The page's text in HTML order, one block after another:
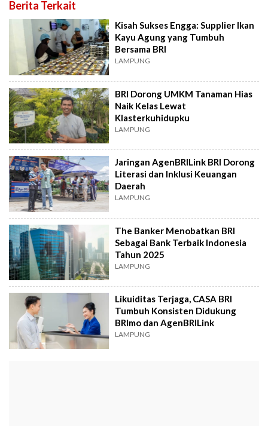
Berita Terkait
Kisah Sukses Engga: Supplier Ikan
Kayu Agung yang Tumbuh
Bersama BRI
LAMPUNG
BRI Dorong UMKM Tanaman Hias
Naik Kelas Lewat
Klasterkuhidupku
LAMPUNG
Jaringan AgenBRILink BRI Dorong
Literasi dan Inklusi Keuangan
Daerah
LAMPUNG
The Banker Menobatkan BRI
Sebagai Bank Terbaik Indonesia
Tahun 2025
LAMPUNG
Likuiditas Terjaga, CASA BRI
Tumbuh Konsisten Didukung
BRImo dan AgenBRILink
LAMPUNG